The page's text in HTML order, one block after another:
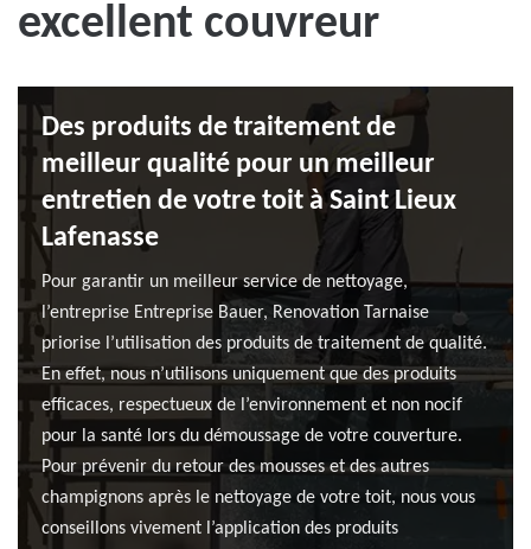
excellent couvreur
Des produits de traitement de
meilleur qualité pour un meilleur
entretien de votre toit à Saint Lieux
Lafenasse
Pour garantir un meilleur service de nettoyage,
l’entreprise Entreprise Bauer, Renovation Tarnaise
priorise l’utilisation des produits de traitement de qualité.
En effet, nous n’utilisons uniquement que des produits
efficaces, respectueux de l’environnement et non nocif
pour la santé lors du démoussage de votre couverture.
Pour prévenir du retour des mousses et des autres
champignons après le nettoyage de votre toit, nous vous
conseillons vivement l’application des produits